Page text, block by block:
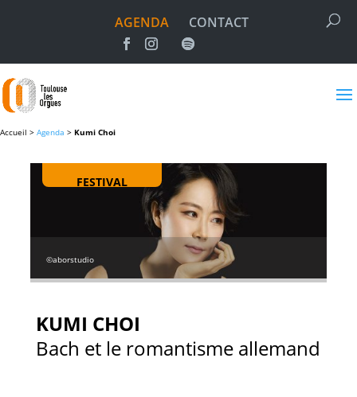
AGENDA CONTACT
Accueil > Agenda > Kumi Choi
FESTIVAL
©aborstudio
KUMI CHOI
Bach et le romantisme allemand